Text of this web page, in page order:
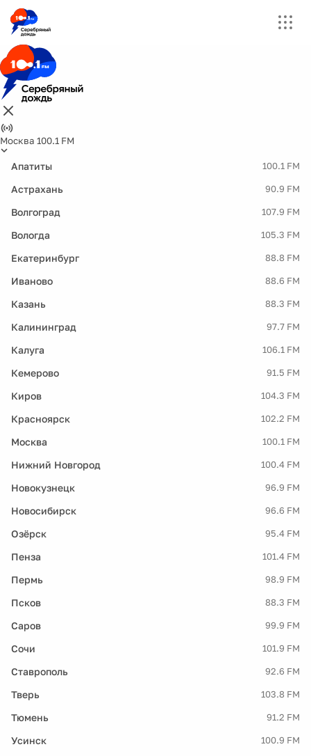
Москва 100.1 FM
Апатиты 100.1 FM
Астрахань 90.9 FM
Волгоград 107.9 FM
Вологда 105.3 FM
Екатеринбург 88.8 FM
Иваново 88.6 FM
Казань 88.3 FM
Калининград 97.7 FM
Калуга 106.1 FM
Кемерово 91.5 FM
Киров 104.3 FM
Красноярск 102.2 FM
Москва 100.1 FM
Нижний Новгород 100.4 FM
Новокузнецк 96.9 FM
Новосибирск 96.6 FM
Озёрск 95.4 FM
Пенза 101.4 FM
Пермь 98.9 FM
Псков 88.3 FM
Саров 99.9 FM
Сочи 101.9 FM
Ставрополь 92.6 FM
Тверь 103.8 FM
Тюмень 91.2 FM
Усинск 100.9 FM